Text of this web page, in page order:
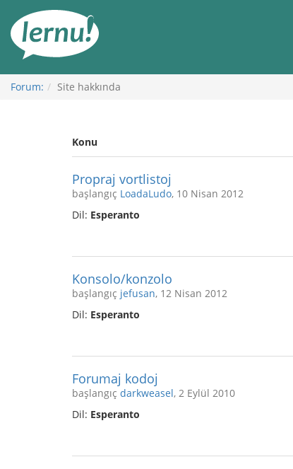
Görüntüleme
Forum: Site hakkında
Konu
Propraj vortlistoj
başlangıç LoadaLudo, 10 Nisan 2012
Dil: Esperanto
Konsolo/konzolo
başlangıç jefusan, 12 Nisan 2012
Dil: Esperanto
Forumaj kodoj
başlangıç darkweasel, 2 Eylül 2010
Dil: Esperanto